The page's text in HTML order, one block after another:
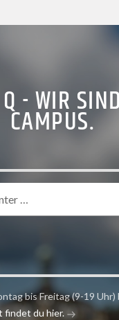
- WIR
CAMPUS.
bis Freitag (9-19
findet du hier.